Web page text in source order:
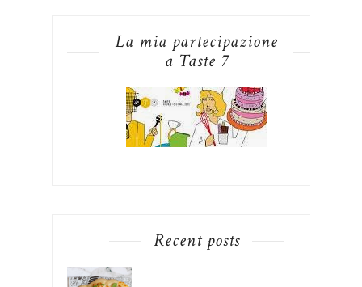
La mia partecipazione
a Taste 7
Recent posts